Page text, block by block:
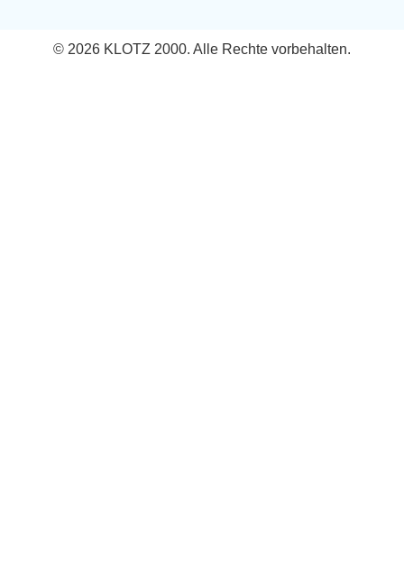
© 2026 KLOTZ 2000. Alle Rechte vorbehalten.